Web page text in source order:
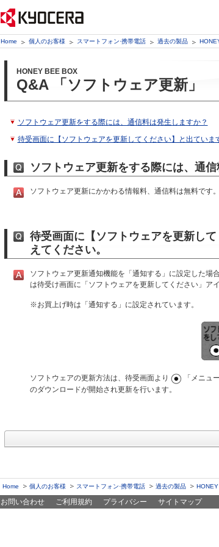
Home 個人のお客様 スマートフォン·携帯電話 過去の製品
HONEY BEE BOX
Q&A 「ソフトウェア更新」
ソフトウェア更新をする際には、通信料は発生しますか？
待受画面に【ソフトウェアを更新してください】と出ていま
ソフトウェア更新をする際には、通
ソフトウェア更新にかかわる情報料、通信料は無料です。
待受画面に【ソフトウェアを更新し
えてください。
ソフトウェア更新通知機能を「通知する」に設定した場
は待受け画面に「ソフトウェアを更新してください」ア
※お買上げ時は「通知する」に設定されています。
ソフトウェアの更新方法は、待受画面より 「メニュ
のダウンロードが開始され更新を行います。
Home 個人のお客様 スマートフォン·携帯電話 過去の製品
お問い合わせ ご利用規約 プライバシー サイトマップ